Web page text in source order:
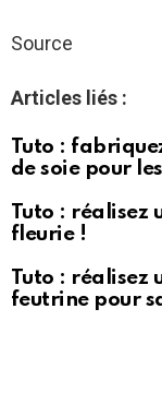
Source
Articles liés :
Tuto :
de soie pour
Tuto : réalisez
fleurie !
Tuto : réalisez
feutrine pour